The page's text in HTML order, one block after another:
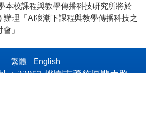
本校課程與教學傳播科技研究所將於
辦理「AI浪潮下課程與教學傳播科技之
」
繁體 English
33857桃園市蘆竹區開南路